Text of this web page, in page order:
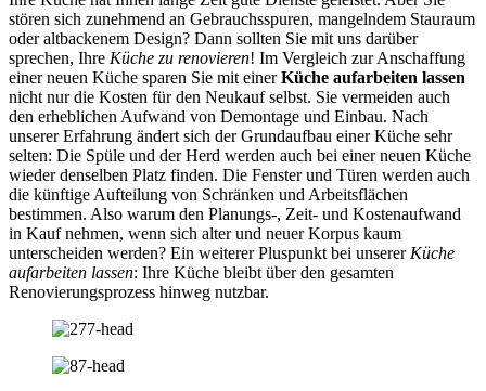
stören sich zunehmend an Gebrauchsspuren, mangelndem Stauraum
oder altbackenem Design? Dann sollten Sie mit uns darüber
sprechen, Ihre Küche zu renovieren! Im Vergleich zur Anschaffung
einer neuen Küche sparen Sie mit einerKüche aufarbeiten lassen
nicht nur die Kosten für den Neukauf selbst. Sie vermeiden auch
den erheblichen Aufwand von Demontage und Einbau. Nach
unserer Erfahrung ändert sich der Grundaufbau einer Küche sehr
selten: Die Spüle und der Herd werden auch bei einer neuen Küche
wieder denselben Platz finden. Die Fenster und Türen werden auch
die künftige Aufteilung von Schränken und Arbeitsflächen
bestimmen. Also warum den Planungs-, Zeit- und Kostenaufwand
in Kauf nehmen, wenn sich alter und neuer Korpus kaum
unterscheiden werden? Ein weiterer Pluspunkt bei unserer Küche
aufarbeiten lassen: Ihre Küche bleibt über den gesamten
Renovierungsprozess hinweg nutzbar.